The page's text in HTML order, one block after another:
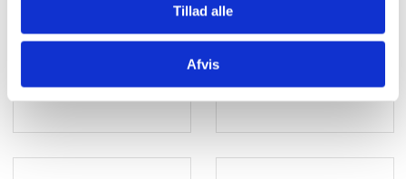
Tillad alle
Afvis